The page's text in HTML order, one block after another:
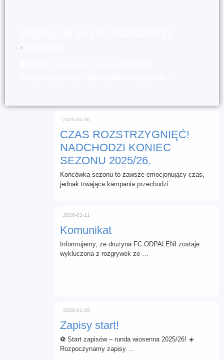
⋅
CZAS ROZSTRZYGNIĘĆ!
NADCHODZI KONIEC
SEZONU 2025/26.
⋅ 2026-05-30
Końcówka sezonu to zawsze emocjonujący czas,
jednak trwająca kampania przechodzi …
Komunikat
⋅ 2026-03-11
Informujemy, że drużyna FC ODPALENI zostaje
wykluczona z rozgrywek ze …
Zapisy start!
⋅ 2026-01-28
⚽ Start zapisów – runda wiosenna 2025/26! ☀️
Rozpoczynamy zapisy …